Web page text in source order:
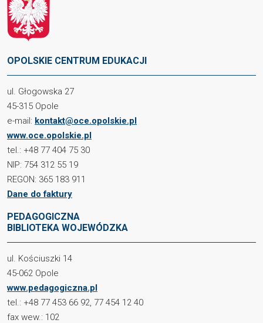
OPOLSKIE CENTRUM EDUKACJI
ul. Głogowska 27
45-315 Opole
e-mail: kontakt@oce.opolskie.pl
www.oce.opolskie.pl
tel.: +48 77 404 75 30
NIP: 754 312 55 19
REGON: 365 183 911
Dane do faktury
PEDAGOGICZNA
BIBLIOTEKA WOJEWÓDZKA
ul. Kościuszki 14
45-062 Opole
www.pedagogiczna.pl
tel.: +48 77 453 66 92, 77 454 12 40
fax wew.: 102